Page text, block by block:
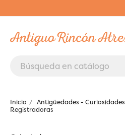
Inicio Antigüedades - Curiosidades
Registradoras